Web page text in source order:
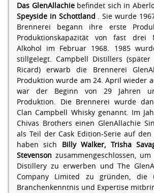
Das GlenAllachiebefindet sich in
Speyside in Schottland . Sie wurde
Brennerei begann ihre erste
Produktionskapazität von fast drei
Alkohol im Februar 1968. 1985
stillgelegt. Campbell Distillers (später
Ricard) erwarb die Brennerei
Produktion wurde am 24. April wieder
war der Beginn von 29 Jahren
Produktion. Die Brennerei wurde
Clan Campbell Whisky genannt. Im
Chivas Brothers einen GlenAllachie
als Teil der Cask Edition-Serie auf
haben sich Billy Walker, Trisha
Stevenson zusammengeschlossen,
Distillery zu erwerben und The
Company Limited zu gründen, die
Branchenkenntnis und Expertise